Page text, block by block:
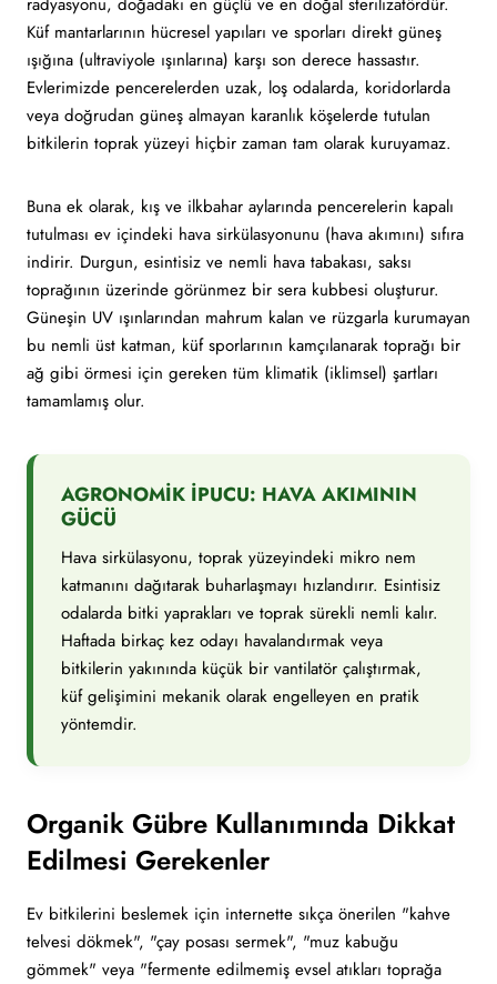
Küf mantarlarının hücresel yapıları ve sporları direkt güneş
ışığına (ultraviyole ışınlarına) karşı son derece hassastır.
Evlerimizde pencerelerden uzak, loş odalarda, koridorlarda
veya doğrudan güneş almayan karanlık köşelerde tutulan
bitkilerin toprak yüzeyi hiçbir zaman tam olarak kuruyamaz.
Buna ek olarak, kış ve ilkbahar aylarında pencerelerin kapalı
tutulması ev içindeki hava sirkülasyonunu (hava akımını) sıfıra
indirir. Durgun, esintisiz ve nemli hava tabakası, saksı
toprağının üzerinde görünmez bir sera kubbesi oluşturur.
Güneşin UV ışınlarından mahrum kalan ve rüzgarla kurumayan
bu nemli üst katman, küf sporlarının kamçılanarak toprağı bir
ağ gibi örmesi için gereken tüm klimatik (iklimsel) şartları
tamamlamış olur.
AGRONOMİK İPUCU: HAVA AKIMININ
GÜCÜ
Hava sirkülasyonu, toprak yüzeyindeki mikro nem
katmanını dağıtarak buharlaşmayı hızlandırır. Esintisiz
odalarda bitki yaprakları ve toprak sürekli nemli kalır.
Haftada birkaç kez odayı havalandırmak veya
bitkilerin yakınında küçük bir vantilatör çalıştırmak,
küf gelişimini mekanik olarak engelleyen en pratik
yöntemdir.
Organik Gübre Kullanımında Dikkat
Edilmesi Gerekenler
Ev bitkilerini beslemek için internette sıkça önerilen "kahve
telvesi dökmek", "çay posası sermek", "muz kabuğu
gömmek" veya "fermente edilmemiş evsel atıkları toprağa